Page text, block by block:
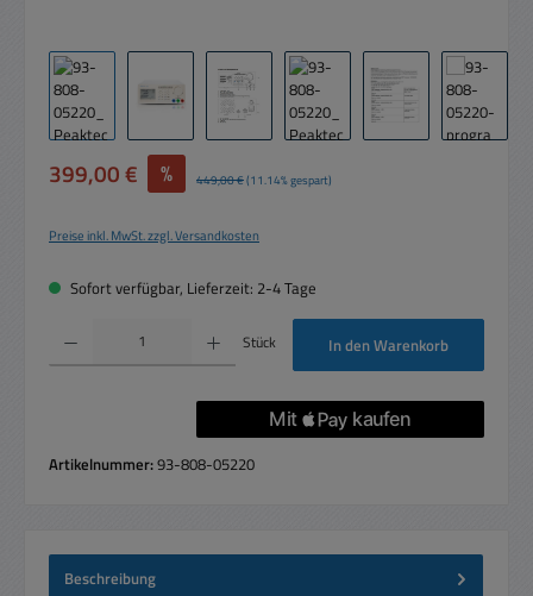
Verkaufspreis:
399,00 € % Regulärer Preis:
449,00 €(11.14% gespart)
Preise inkl. MwSt. zzgl. Versandkosten
Sofort verfügbar, Lieferzeit: 2-4 Tage
Produkt Anzahl: Gib den gewünschten Wert ein oder benutze die Schaltflächen um
Stück In den Warenkorb
Artikelnummer:93-808-05220
Beschreibung